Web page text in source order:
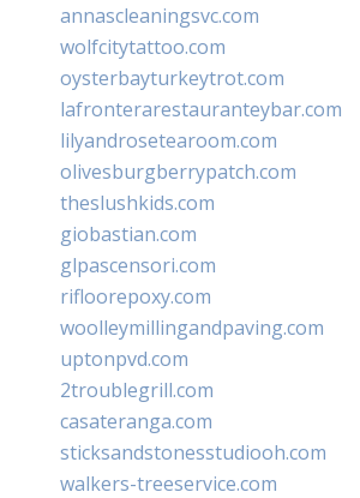
annascleaningsvc.com
wolfcitytattoo.com
oysterbayturkeytrot.com
lafronterarestauranteybar.com
lilyandrosetearoom.com
olivesburgberrypatch.com
theslushkids.com
giobastian.com
glpascensori.com
rifloorepoxy.com
woolleymillingandpaving.com
uptonpvd.com
2troublegrill.com
casateranga.com
sticksandstonesstudiooh.com
walkers-treeservice.com